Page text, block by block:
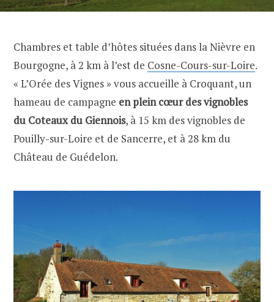
Chambres et table d’hôtes situées dans la Nièvre en
Bourgogne, à 2 km à l’est de Cosne-Cours-sur-Loire.
« L’Orée des Vignes » vous accueille à Croquant, un
hameau de campagne en plein cœur des vignobles
du Coteaux du Giennois, à 15 km des vignobles de
Pouilly-sur-Loire et de Sancerre, et à 28 km du
Château de Guédelon.